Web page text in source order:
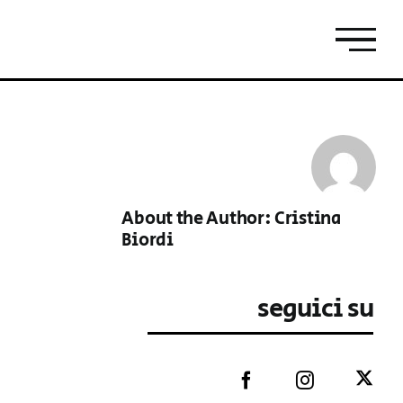
About the Author:Cristina
Biordi
seguici su